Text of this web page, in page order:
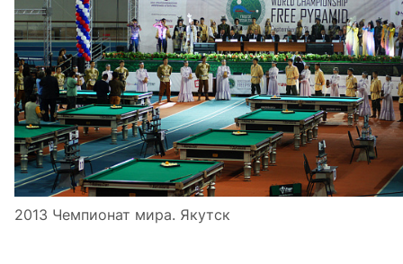
2013 Чемпионат мира. Якутск